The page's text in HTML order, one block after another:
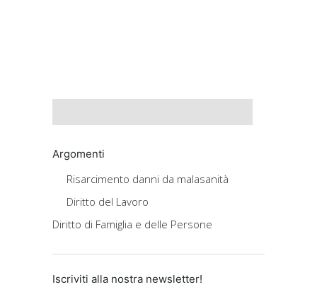
Argomenti
Risarcimento danni da malasanità
Diritto del Lavoro
Diritto di Famiglia e delle Persone
Iscriviti alla nostra newsletter!